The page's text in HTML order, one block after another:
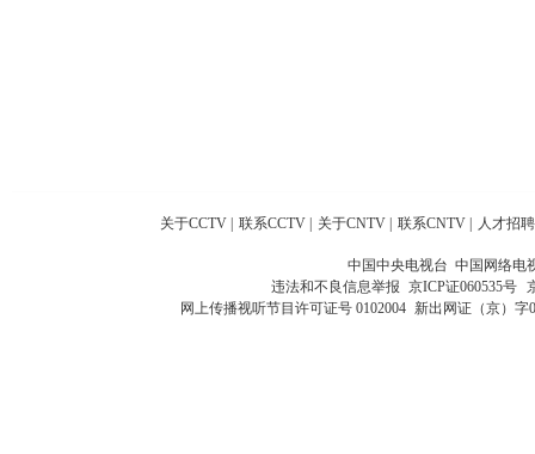
关于CCTV 联系CCTV 关于CNTV 联系CNTV 人才招聘
中国中央电视台 中国网络电
违法和不良信息举报 京ICP证060535号
网上传播视听节目许可证号 0102004 新出网证（京）